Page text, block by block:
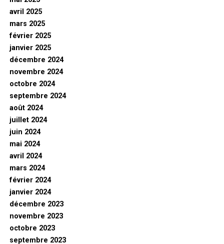
avril 2025
mars 2025
février 2025
janvier 2025
décembre 2024
novembre 2024
octobre 2024
septembre 2024
août 2024
juillet 2024
juin 2024
mai 2024
avril 2024
mars 2024
février 2024
janvier 2024
décembre 2023
novembre 2023
octobre 2023
septembre 2023